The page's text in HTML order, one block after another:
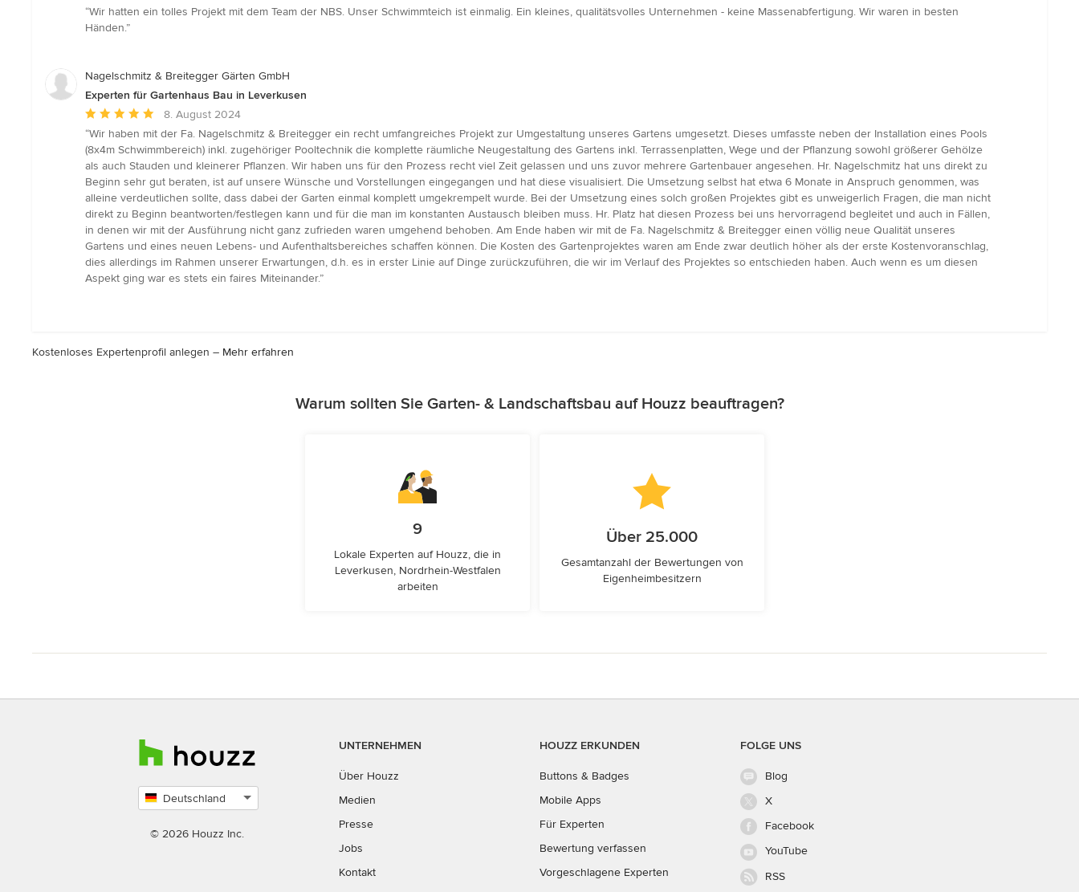
Bewertung:
5
Sternen
“Wir hatten ein tolles Projekt mit dem Team der NBS. Unser Schwimmteich ist einmalig. Ein kleines, qualitätsvolles Unternehmen - keine Massenabfertigung. Wir waren in besten
Händen.”
Nagelschmitz & Breitegger Gärten GmbH
Experten für Gartenhaus Bau in Leverkusen
Durchschnittliche
Bewertung:
5
von
5
Sternen
8. August 2024
“Wir haben mit der Fa. Nagelschmitz & Breitegger ein recht umfangreiches Projekt zur Umgestaltung unseres Gartens umgesetzt. Dieses umfasste neben der Installation eines Pools
(8x4m Schwimmbereich) inkl. zugehöriger Pooltechnik die komplette räumliche Neugestaltung des Gartens inkl. Terrassenplatten, Wege und der Pflanzung sowohl größerer Gehölze
als auch Stauden und kleinerer Pflanzen. Wir haben uns für den Prozess recht viel Zeit gelassen und uns zuvor mehrere Gartenbauer angesehen. Hr. Nagelschmitz hat uns direkt zu
Beginn sehr gut beraten, ist auf unsere Wünsche und Vorstellungen eingegangen und hat diese visualisiert. Die Umsetzung selbst hat etwa 6 Monate in Anspruch genommen, was
alleine verdeutlichen sollte, dass dabei der Garten einmal komplett umgekrempelt wurde. Bei der Umsetzung eines solch großen Projektes gibt es unweigerlich Fragen, die man nicht
direkt zu Beginn beantworten/festlegen kann und für die man im konstanten Austausch bleiben muss. Hr. Platz hat diesen Prozess bei uns hervorragend begleitet und auch in Fällen,
in denen wir mit der Ausführung nicht ganz zufrieden waren umgehend behoben. Am Ende haben wir mit de Fa. Nagelschmitz & Breitegger einen völlig neue Qualität unseres
Gartens und eines neuen Lebens- und Aufenthaltsbereiches schaffen können. Die Kosten des Gartenprojektes waren am Ende zwar deutlich höher als der erste Kostenvoranschlag,
dies allerdings im Rahmen unserer Erwartungen, d.h. es in erster Linie auf Dinge zurückzuführen, die wir im Verlauf des Projektes so entschieden haben. Auch wenn es um diesen
Aspekt ging war es stets ein faires Miteinander.”
Kostenloses Expertenprofil anlegen – Mehr erfahren
Warum sollten Sie Garten- & Landschaftsbau auf Houzz beauftragen?
9
Lokale Experten auf Houzz, die in
Leverkusen, Nordrhein-Westfalen
arbeiten
Über 25.000
Gesamtanzahl der Bewertungen von
Eigenheimbesitzern
Deutschland
auswählen
© 2026 Houzz Inc.
UNTERNEHMEN
Über Houzz
Medien
Presse
Jobs
Kontakt
HOUZZ ERKUNDEN
Buttons & Badges
Mobile Apps
Für Experten
Bewertung verfassen
Vorgeschlagene Experten
FOLGE UNS
Blog
X
Facebook
YouTube
RSS